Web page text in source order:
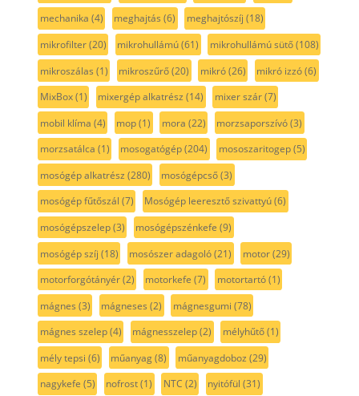
mechanika (4) meghajtás (6) meghajtószíj (18)
mikrofilter(20) mikrohullámú(61) mikrohullámú sütő(108)
mikroszálas (1) mikroszűrő(20) mikró(26) mikró izzó(6)
MixBox(1) mixergép alkatrész (14) mixer szár(7)
mobil klíma (4) mop(1) mora (22) morzsaporszívó(3)
morzsatálca (1) mosogatógép(204) mososzaritogep(5)
mosógép alkatrész (280) mosógépcső(3)
mosógép fűtőszál (7) Mosógép leeresztő szivattyú(6)
mosógépszelep(3) mosógépszénkefe (9)
mosógép szíj (18) mosószer adagoló(21) motor(29)
motorforgótányér(2) motorkefe (7) motortartó(1)
mágnes (3) mágneses (2) mágnesgumi (78)
mágnes szelep(4) mágnesszelep(2) mélyhűtő(1)
mély tepsi (6) műanyag(8) műanyagdoboz (29)
nagykefe (5) nofrost(1) NTC (2) nyitófül (31)